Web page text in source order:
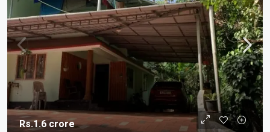
Rs.1.6 crore